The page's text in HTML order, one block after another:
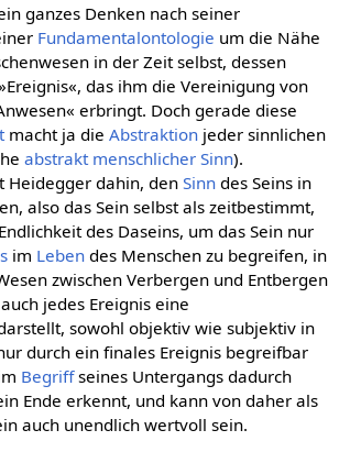
ganzes Denken nach seiner
Fundamentalontologie um die Nähe
in der Zeit selbst, dessen
das ihm die Vereinigung von
erbringt. Doch gerade diese
macht ja die Abstraktionjeder sinnlichen
abstrakt menschlicher Sinn).
Heidegger dahin, den Sinndes Seins in
also das Sein selbst als zeitbestimmt,
des Daseins, um das Sein nur
im Lebendes Menschen zu begreifen, in
zwischen Verbergen und Entbergen
jedes Ereignis eine
sowohl objektiv wie subjektiv in
durch ein finales Ereignis begreifbar
Begriffseines Untergangs dadurch
Ende erkennt, und kann von daher als
auch unendlich wertvoll sein.